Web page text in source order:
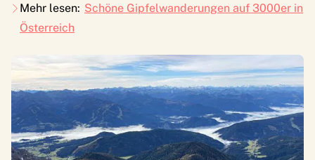
Mehr lesen: Schöne Gipfelwanderungen auf 3000er in
Österreich